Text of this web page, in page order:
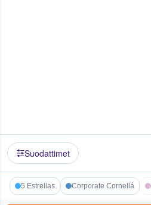
Suodattimet
5 Estrellas Corporate Cornellá